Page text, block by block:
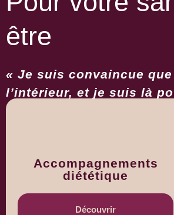
être
« Je suis convaincue
l’intérieur, et je suis là
l’équilibre dont vous
Accompagnements
diététique
Découvrir